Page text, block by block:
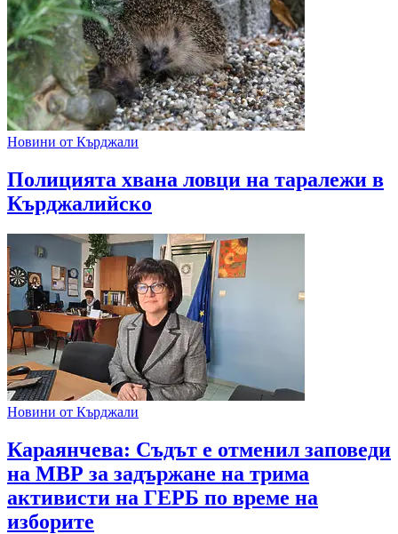
Новини от Кърджали
Полицията хвана ловци на таралежи в
Кърджалийско
Новини от Кърджали
Караянчева: Съдът е отменил заповеди
на МВР за задържане на трима
активисти на ГЕРБ по време на
изборите